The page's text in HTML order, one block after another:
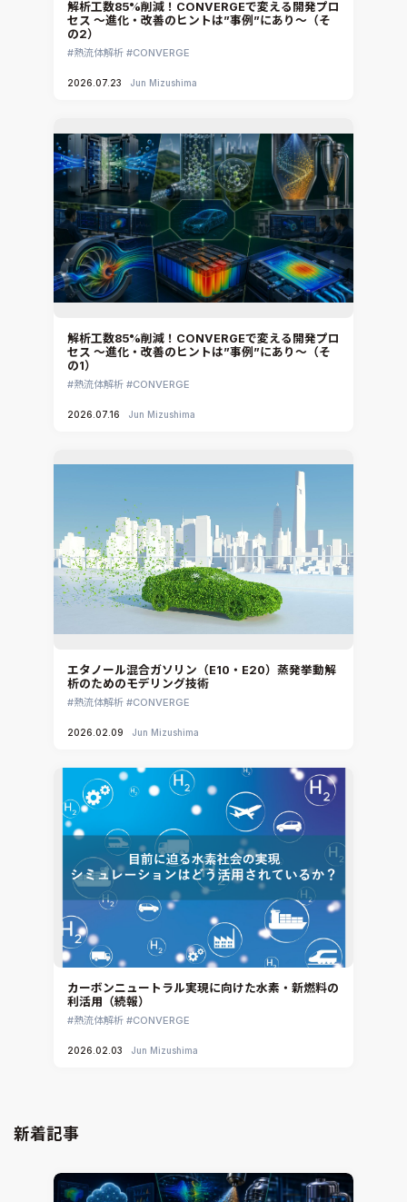
CATIA V5 Analysis
3DEXPERIENCE SIMULIA
ennovaCFD
MpCCI
Ansys Granta MI
Ansys Granta Selector
解析工数85%削減！CONVERGEで変える開発プロ
セス ～進化・改善のヒントは”事例”にあり～（そ
の2）
熱流体解析 CONVERGE
2026.07.23 Jun Mizushima
解析工数85%削減！CONVERGEで変える開発プロ
セス ～進化・改善のヒントは”事例”にあり～（そ
の1）
熱流体解析 CONVERGE
2026.07.16 Jun Mizushima
エタノール混合ガソリン（E10・E20）蒸発挙動解
析のためのモデリング技術
熱流体解析 CONVERGE
2026.02.09 Jun Mizushima
カーボンニュートラル実現に向けた水素・新燃料の
利活用（続報）
熱流体解析 CONVERGE
2026.02.03 Jun Mizushima
新着記事